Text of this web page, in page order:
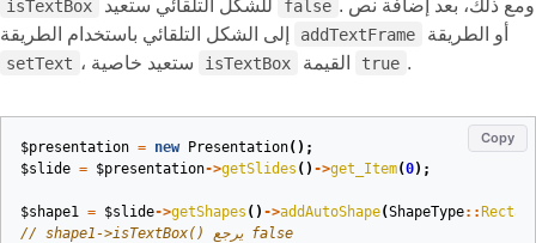
isTextBox false . ومع ذلك، بعد إضافة نص
addTextFrame أو الطريقة
setText isTextBox true .
Copy
$presentation = new Presentation();
$slide = $presentation->getSlides () ->get_Item(0);
$shape1 = $slide->getShapes () ->addAutoShape(ShapeType::
// shape1->isTextBox() يرجع false